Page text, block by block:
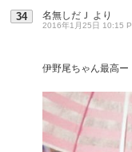
34 名無しだＪ より
2016年1月25日 10:15
伊野尾ちゃん最高ー